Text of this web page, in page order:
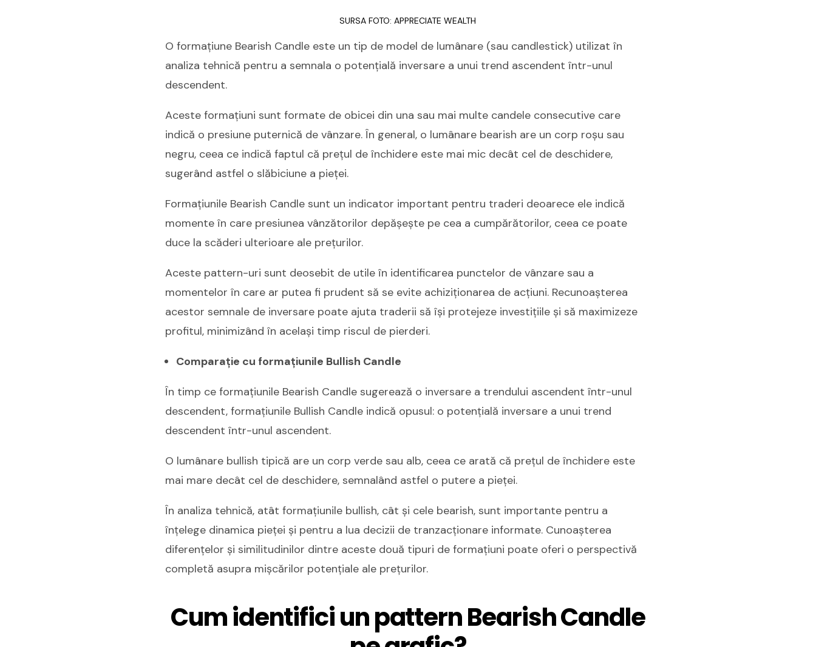
SURSA FOTO: APPRECIATE WEALTH
O formațiune Bearish Candle este un tip de model de lumânare (sau candlestick) utilizat în
analiza tehnică pentru a semnala o potențială inversare a unui trend ascendent într-unul
descendent.
Aceste formațiuni sunt formate de obicei din una sau mai multe candele consecutive care
indică o presiune puternică de vânzare. În general, o lumânare bearish are un corp roșu sau
negru, ceea ce indică faptul că prețul de închidere este mai mic decât cel de deschidere,
sugerând astfel o slăbiciune a pieței.
Formațiunile Bearish Candle sunt un indicator important pentru traderi deoarece ele indică
momente în care presiunea vânzătorilor depășește pe cea a cumpărătorilor, ceea ce poate
duce la scăderi ulterioare ale prețurilor.
Aceste pattern-uri sunt deosebit de utile în identificarea punctelor de vânzare sau a
momentelor în care ar putea fi prudent să se evite achiziționarea de acțiuni. Recunoașterea
acestor semnale de inversare poate ajuta traderii să își protejeze investițiile și să maximizeze
profitul, minimizând în același timp riscul de pierderi.
Comparație cu formațiunile Bullish Candle
În timp ce formațiunile Bearish Candle sugerează o inversare a trendului ascendent într-unul
descendent, formațiunile Bullish Candle indică opusul: o potențială inversare a unui trend
descendent într-unul ascendent.
O lumânare bullish tipică are un corp verde sau alb, ceea ce arată că prețul de închidere este
mai mare decât cel de deschidere, semnalând astfel o putere a pieței.
În analiza tehnică, atât formațiunile bullish, cât și cele bearish, sunt importante pentru a
înțelege dinamica pieței și pentru a lua decizii de tranzacționare informate. Cunoașterea
diferențelor și similitudinilor dintre aceste două tipuri de formațiuni poate oferi o perspectivă
completă asupra mișcărilor potențiale ale prețurilor.
Cum identifici un pattern Bearish Candle